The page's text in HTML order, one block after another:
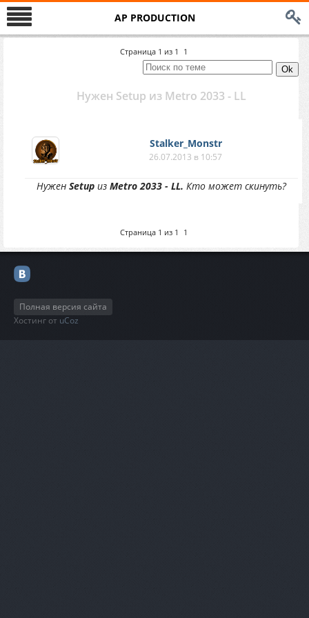
AP PRODUCTION
Страница 1 из 1 1
Нужен Setup из Metro 2033 - LL
Stalker_Monstr
26.07.2013 в 10:57
Нужен Setup из Metro 2033 - LL. Кто может скинуть?
Страница 1 из 1 1
Полная версия сайта
Хостинг от uCoz